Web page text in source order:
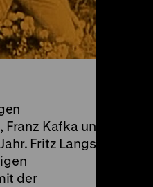
Kafka und
Fritz Langs
der